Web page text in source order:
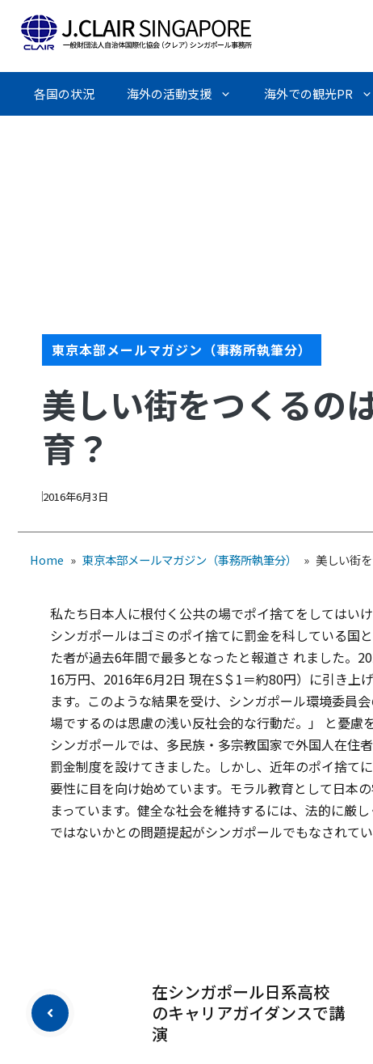
content
各国の状況 海外の活動支援 海外での観光PR
東京本部メールマガジン（事務所執筆分）
美しい街をつくるの
育？
2016年6月3日
Home » 東京本部メールマガジン（事務所執筆分） » 美しい街
私たち日本人に根付く公共の場でポイ捨てをしてはい
シンガポールはゴミのポイ捨てに罰金を科している国
た者が過去6年間で最多となったと報道さ れました。
16万円、2016年6月2日 現在S＄1＝約80円）に引き上
ます。このような結果を受け、シンガポール環境委員
場でするのは思慮の浅い反社会的な行動だ。」 と憂慮
シンガポールでは、多民族・多宗教国家で外国人在住
罰金制度を設けてきました。しかし、近年のポイ捨て
要性に目を向け始めています。モラル教育として日本
まっています。健全な社会を維持するには、法的に厳
ではないかとの問題提起がシンガポールでもなされてい
在シンガポール日系高校
のキャリアガイダンスで講
演